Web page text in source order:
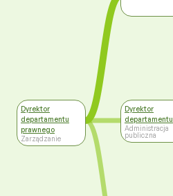
Dyrektor
departamentu
prawnego
Zarządzanie
Dyrektor
departamentu
Administracja
publiczna